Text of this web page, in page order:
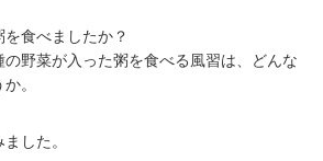
食べましたか？
野菜が入った粥を食べる風習は、どんな
。
した。